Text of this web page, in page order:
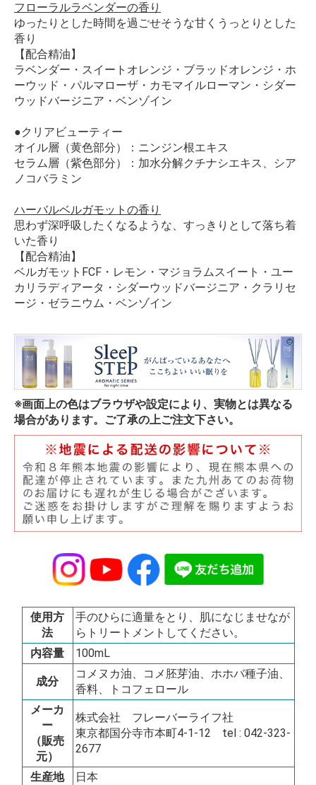
フローラルラベンダーの香り
ゆったりとした時間を過ごせそうな甘くうっとりとした
香り
【配合精油】
ラベンダー・スイートオレンジ・ブラッドオレンジ・ホ
ーウッド・パルマローザ・カモマイルローマン・シダー
ウッドバージニア・ベンゾイン
●クリアビューティー
オイル層（黄色部分）：ニンジン根エキス
セラム層（紫色部分）：加水分解クチナシエキス、シア
ノコバラミン
ハーバルベルガモットの香り
思わず深呼吸したくなるような、すっきりとして落ち着
いた香り
【配合精油】
ベルガモットFCF・レモン・マジョラムスイート・ユー
カリラディアータ・シダーウッドバージニア・クラリセ
ージ・ゼラニウム・ベンゾイン
※画面上の色はブラウザや設定により、実物とは異なる
場合があります。ご了承の上ご注文下さい。
使用方
法
手のひらに適量をとり、肌になじませなが
らトリートメントしてください。
内容量
100mL
成分
コメヌカ油、コメ胚芽油、ホホバ種子油、
香料、トコフェロール
メーカ
ー
（販売
元）
株式会社 フレーバーライフ社
東京都国分寺市本町4-1-12 tel : 042-323-
2677
生産地 日本